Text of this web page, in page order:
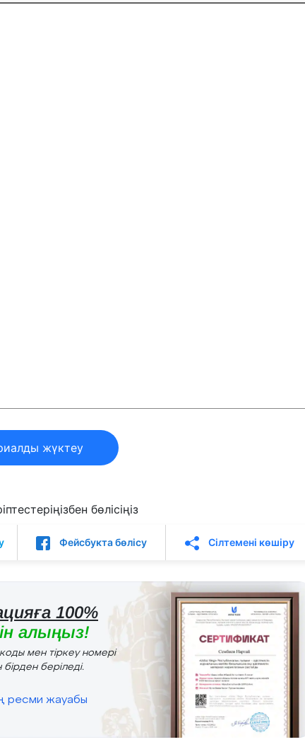
жүктеу
бөлісіңіз
Фейсбукта бөлісу Сілтемені көшіру
100%
алыңыз!
коды мен тіркеу номері
беріледі.
ресми жауабы